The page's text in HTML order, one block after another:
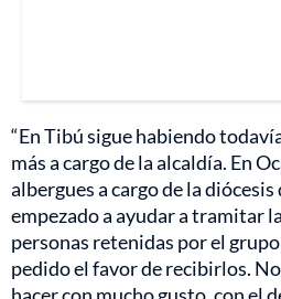
“En Tibú sigue habiendo
más a cargo de la alcaldía. En
albergues a cargo de la diócesis
empezado a ayudar a tramitar
personas retenidas por el
pedido el favor de recibirlos.
hacer con mucho gusto, con el